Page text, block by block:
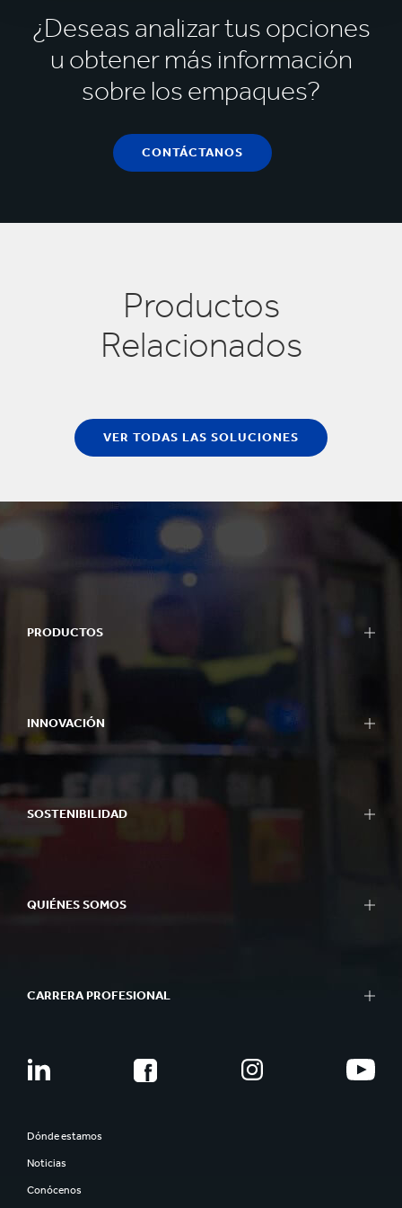
¿Deseas analizar tus opciones
u obtener más información
sobre los empaques?
CONTÁCTANOS
Productos
Relacionados
VER TODAS LAS SOLUCIONES
PRODUCTOS
INNOVACIÓN
SOSTENIBILIDAD
QUIÉNES SOMOS
CARRERA PROFESIONAL
Dónde estamos
Noticias
Conócenos